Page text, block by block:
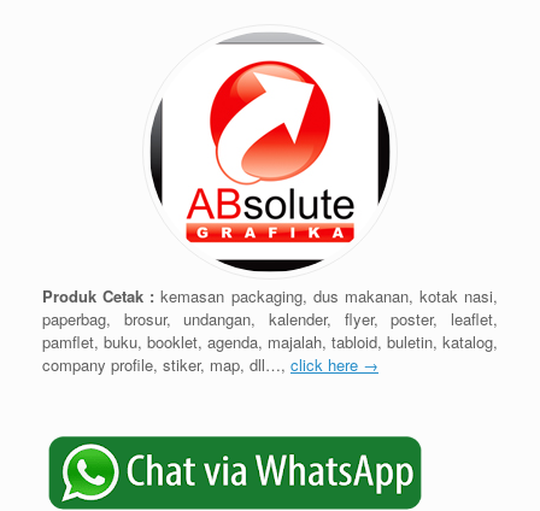
Produk Cetak : kemasan packaging, dus makanan, kotak nasi,
paperbag, brosur, undangan, kalender, flyer, poster, leaflet,
pamflet, buku, booklet, agenda, majalah, tabloid, buletin, katalog,
company profile, stiker, map, dll…, click here →